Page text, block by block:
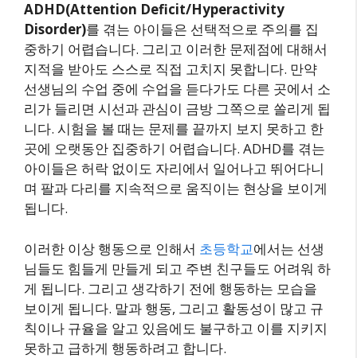
ADHD(Attention Deficit/Hyperactivity
Disorder)를 겪는 아이들은 선택적으로 주의를 집
중하기 어렵습니다. 그리고 이러한 문제점에 대해서
지적을 받아도 스스로 직접 고치지 못합니다. 만약
선생님의 수업 중에 수업을 듣다가도 다른 곳에서 소
리가 들리면 시선과 관심이 금방 그쪽으로 쏠리게 됩
니다. 시험을 볼 때는 문제를 끝까지 보지 못하고 한
곳에 오랫동안 집중하기 어렵습니다. ADHD를 겪는
아이들은 허락 없이도 자리에서 일어나고 뛰어다니
며 팔과 다리를 지속적으로 움직이는 현상을 보이게
됩니다.
이러한 이상 행동으로 인해서 초등학교에서는 선생
님들도 힘들게 만들게 되고 주변 친구들도 어려워 하
게 됩니다. 그리고 생각하기 전에 행동하는 모습을
보이게 됩니다. 말과 행동, 그리고 활동성이 많고 규
칙이나 규율을 알고 있음에도 불구하고 이를 지키지
못하고 급하게 행동하려고 합니다.